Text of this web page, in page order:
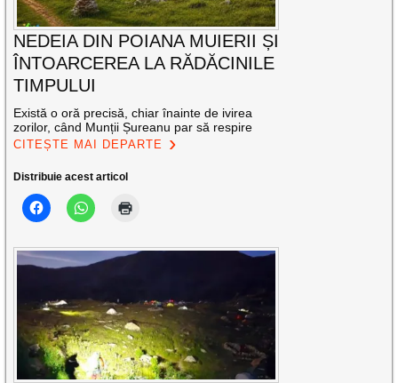
NEDEIA DIN POIANA MUIERII ȘI
ÎNTOARCEREA LA RĂDĂCINILE
TIMPULUI
Există o oră precisă, chiar înainte de ivirea
zorilor, când Munții Șureanu par să respire
CITEȘTE MAI DEPARTE
Distribuie acest articol